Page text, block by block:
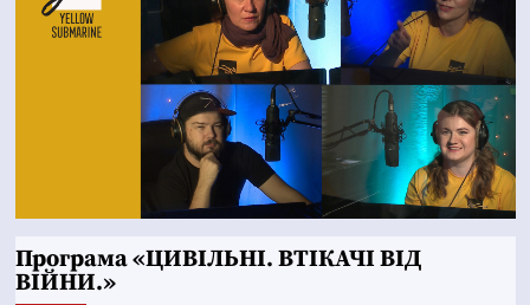
Програма «ЦИВІЛЬНІ. ВТІКАЧІ ВІД
ВІЙНИ.»